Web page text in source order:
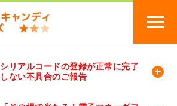
シリアルコードの登録が正常に完了
しない不具合のご報告